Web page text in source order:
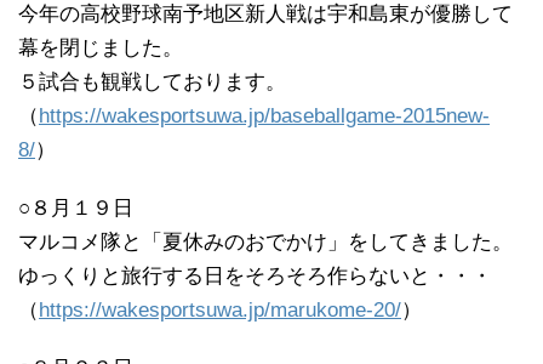
今年の高校野球南予地区新人戦は宇和島東が優勝して
幕を閉じました。
５試合も観戦しております。
（https://wakesportsuwa.jp/baseballgame-2015new-
8/）
○８月１９日
マルコメ隊と「夏休みのおでかけ」をしてきました。
ゆっくりと旅行する日をそろそろ作らないと・・・
（https://wakesportsuwa.jp/marukome-20/）